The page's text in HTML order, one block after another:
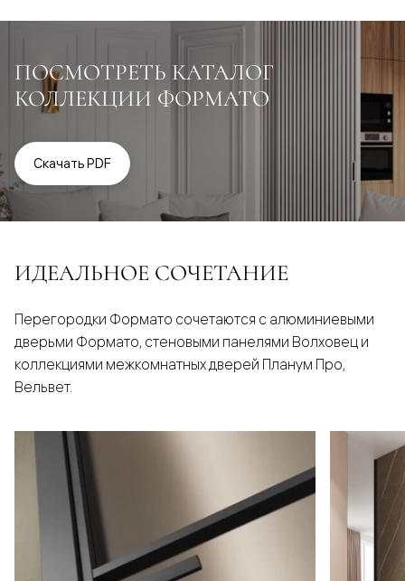
ПОСМОТРЕТЬ КАТАЛОГ
КОЛЛЕКЦИИ ФОРМАТО
Скачать PDF
ИДЕАЛЬНОЕ СОЧЕТАНИЕ
Перегородки Формато сочетаются с алюминиевыми
дверьми Формато, стеновыми панелями Волховец и
коллекциями межкомнатных дверей Планум Про,
Вельвет.